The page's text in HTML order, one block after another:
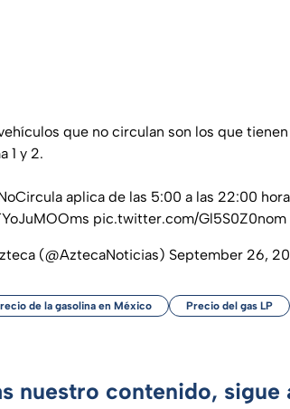
que no circulan son los que
1 y 2.
aplica de las 5:00 a las 22:00
pic.twitter.com/Gl5S0Z0nom
(@AztecaNoticias) September 26,
de la gasolina en México Precio del gas LP
nuestro contenido,